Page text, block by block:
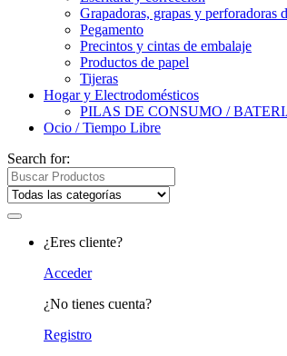
Grapadoras, grapas y perforadoras
Pegamento
Precintos y cintas de embalaje
Productos de papel
Tijeras
Hogar y Electrodomésticos
PILAS DE CONSUMO /
Ocio / Tiempo Libre
Search for:
¿Eres cliente?
Acceder
¿No tienes cuenta?
Registro